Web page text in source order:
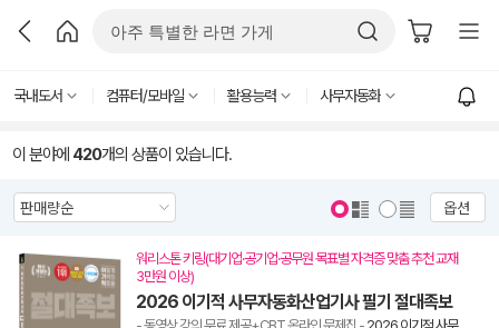
국내도서 컴퓨터/모바일 활용능력 사무자동화
이 분야에 420개의 상품이 있습니다.
옵션
워리스톤 키링(대기업·공기업·공무원 목표별 자격증 맞춤 추천 교재
3만원 이상)
2026 이기적 사무자동화산업기사 필기 절대족보